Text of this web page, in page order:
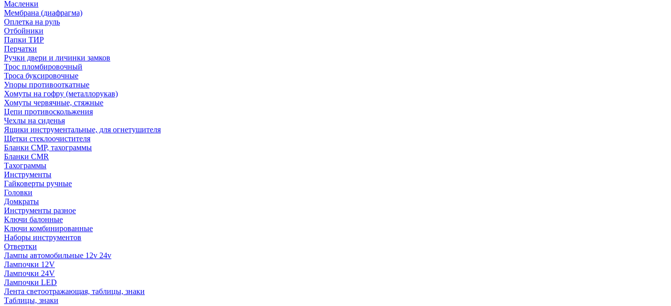
Масленки
Мембрана (диафрагма)
Оплетка на руль
Отбойники
Папки ТИР
Перчатки
Ручки двери и личинки замков
Трос пломбировочный
Троса буксировочные
Упоры противооткатные
Хомуты на гофру (металлорукав)
Хомуты червячные, стяжные
Цепи противоскольжения
Чехлы на сиденья
Ящики инструментальные, для огнетушителя
Щетки стеклоочистителя
Бланки СМР, тахограммы
Бланки CMR
Тахограммы
Инструменты
Гайковерты ручные
Головки
Домкраты
Инструменты разное
Ключи балонные
Ключи комбинированные
Наборы инструментов
Отвертки
Лампы автомобильные 12v 24v
Лампочки 12V
Лампочки 24V
Лампочки LED
Лента светоотражающая, таблицы, знаки
Таблицы, знаки